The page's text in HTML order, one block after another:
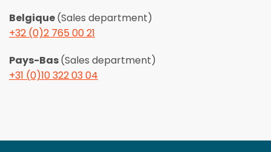
Belgique(Sales department)
+32 (0)2 765 00 21
Pays-Bas(Sales department)
+31 (0)10 322 03 04